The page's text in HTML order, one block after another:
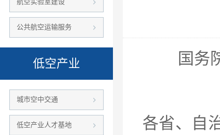
航空实验室建设
公共航空运输服务
低空产业
城市空中交通
低空产业人才基地
国务
各省、自